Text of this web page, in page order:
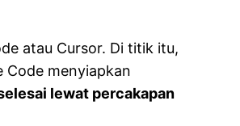
atau Cursor. Di titik itu,
Code menyiapkan
lewat percakapan